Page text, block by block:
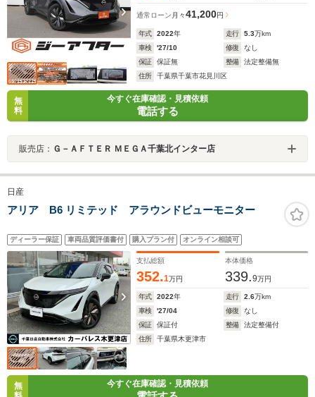
通常ローン 月々41,200円
年式 2022年 走行 5.3万km
車検
'27/10 修復
なし
保証
保証無 整備
法定整備無
住所
千葉県千葉市花見川区
無
料
今すぐ在庫確認・見積依頼
電話する
販売店： Ｇ－ＡＦＴＥＲ ＭＥＧＡ千葉北インター店
日産
アリア B6 リミテッド アラウンドビューモニター
ディーラー保証 車両品質評価書付 購入プラン付 オンライン相談可
支払総額
352.1万円
本体価格
339.9万円
年式 2022年 走行 2.6万km
車検
'27/04 修復
なし
保証
保証付 整備
法定整備付
住所
千葉県木更津市
無
今すぐ在庫確認・見積依頼